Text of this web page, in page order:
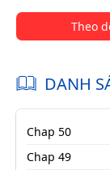
Theo
DANH
Chap 50
Chap 49